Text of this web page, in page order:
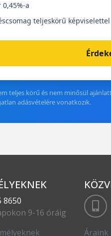
a
teljeskörű képviselettel
teljes körű és nem minősül
adásvételére vonatkozik.
8650
9-16 óráig
Áraink